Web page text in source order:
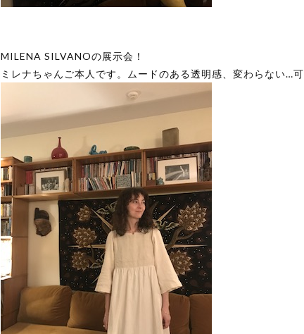
MILENA SILVANOの展示会！
ミレナちゃんご本人です。ムードのある透明感、変わらない…